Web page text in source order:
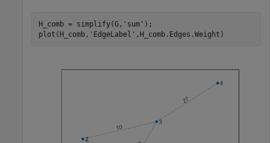
H_comb = simplify(G, 'sum' );
plot(H_comb, 'EdgeLabel' ,H_comb.Edges.Weight)